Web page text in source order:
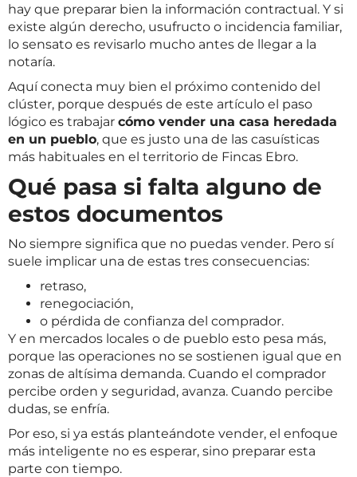
hay que preparar bien la información contractual. Y si
existe algún derecho, usufructo o incidencia familiar,
lo sensato es revisarlo mucho antes de llegar a la
notaría.
Aquí conecta muy bien el próximo contenido del
clúster, porque después de este artículo el paso
lógico es trabajar cómo vender una casa heredada
en un pueblo, que es justo una de las casuísticas
más habituales en el territorio de Fincas Ebro.
Qué pasa si falta alguno de
estos documentos
No siempre significa que no puedas vender. Pero sí
suele implicar una de estas tres consecuencias:
retraso,
renegociación,
o pérdida de confianza del comprador.
Y en mercados locales o de pueblo esto pesa más,
porque las operaciones no se sostienen igual que en
zonas de altísima demanda. Cuando el comprador
percibe orden y seguridad, avanza. Cuando percibe
dudas, se enfría.
Por eso, si ya estás planteándote vender, el enfoque
más inteligente no es esperar, sino preparar esta
parte con tiempo.